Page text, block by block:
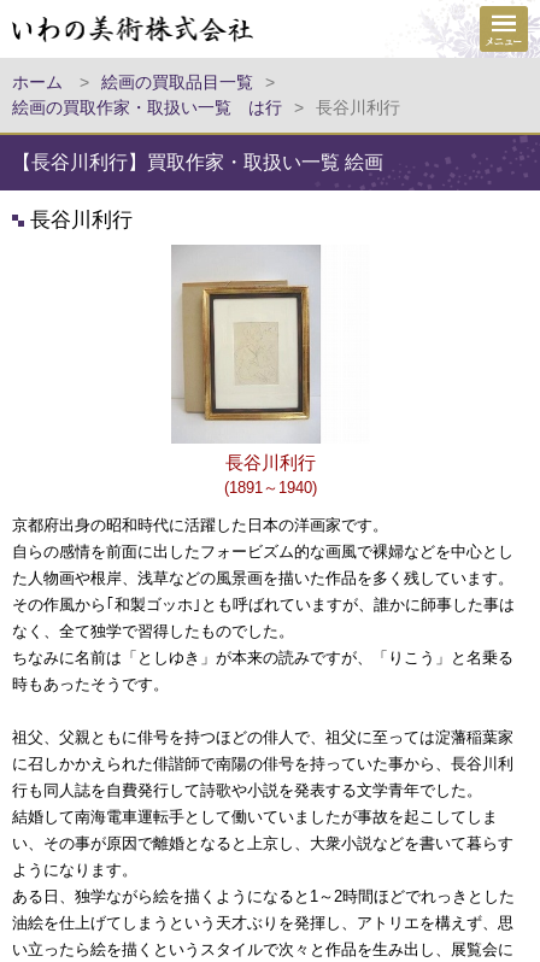
ホーム > 絵画の買取品目一覧
>
絵画の買取作家・取扱い一覧 は行
> 長谷川利行
【長谷川利行】買取作家・取扱い一覧 絵画
長谷川利行
長谷川利行
(1891～1940)
京都府出身の昭和時代に活躍した日本の洋画家です。
自らの感情を前面に出したフォービズム的な画風で裸婦などを中心とし
た人物画や根岸、浅草などの風景画を描いた作品を多く残しています。
その作風から｢和製ゴッホ｣とも呼ばれていますが、誰かに師事した事は
なく、全て独学で習得したものでした。
ちなみに名前は「としゆき」が本来の読みですが、「りこう」と名乗る
時もあったそうです。
祖父、父親ともに俳号を持つほどの俳人で、祖父に至っては淀藩稲葉家
に召しかかえられた俳諧師で南陽の俳号を持っていた事から、長谷川利
行も同人誌を自費発行して詩歌や小説を発表する文学青年でした。
結婚して南海電車運転手として働いていましたが事故を起こしてしま
い、その事が原因で離婚となると上京し、大衆小説などを書いて暮らす
ようになります。
ある日、独学ながら絵を描くようになると1～2時間ほどでれっきとした
油絵を仕上げてしまうという天才ぶりを発揮し、アトリエを構えず、思
い立ったら絵を描くというスタイルで次々と作品を生み出し、展覧会に